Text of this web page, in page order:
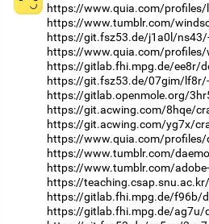
https://www.quia.com/profiles/
https://www.tumblr.com/
https://git.fsz53.de/j1a0l/
https://www.quia.com/profiles/
https://gitlab.fhi.mpg.de/ee8r/
https://git.fsz53.de/07gim/
https://gitlab.openmole.org/
https://git.acwing.com/8hqe/
https://git.acwing.com/yg7x/
https://www.quia.com/profiles/
https://www.tumblr.com/
https://www.tumblr.com/
https://
https://gitlab.fhi.mpg.de/f96b/
https://gitlab.fhi.mpg.de/ag7u/